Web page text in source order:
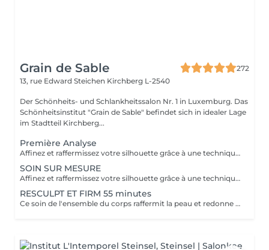
Grain de Sable
272
13, rue Edward Steichen Kirchberg L-2540
Der Schönheits- und Schlankheitssalon Nr. 1 in Luxemburg. Das
Schönheitsinstitut "Grain de Sable" befindet sich in idealer Lage
im Stadtteil Kirchberg...
Première Analyse
Affinez et raffermissez votre silhouette grâce à une technique de palper-rouler associée à un système d'aspiration. La dernière génération, le Cellu M6 INFINITY est un programme de soins basés sur la technique " Endermologie ", permettant de stimuler la circulation et les tissus de la peau en profondeur grâce à un système mécanique de palper-rouler. Associant confort et efficacité, cette technique, très proche d'un massage manuel, assouplit les tissus, améliore la circulation veineuse et lymphatique et permet une meilleure élimination des toxines. Les soins du corps Cellu M6 INFINITY permettent de : - déstocker les graisses - lisser la cellulite - raffermir la peau - retrouver des jambes légères
SOIN SUR MESURE
Affinez et raffermissez votre silhouette grâce à une technique de palper-rouler associée à un système d'aspiration. La dernière génération, le Cellu M6 INFINITY est un programme de soins basés sur la technique " Endermologie ", permettant de stimuler la circulation et les tissus de la peau en profondeur grâce à un système mécanique de palper-rouler. Associant confort et efficacité, cette technique, très proche d'un massage manuel, assouplit les tissus, améliore la circulation veineuse et lymphatique et permet une meilleure élimination des toxines. Les soins du corps Cellu M6 INFINITY permettent de : - déstocker les graisses - lisser la cellulite - raffermir la peau - retrouver des jambes légères
RESCULPT ET FIRM 55 minutes
Ce soin de l'ensemble du corps raffermit la peau et redonne du galbe aux courbes pour retrouver une silhouette resculptée et plus ferme tout en procurant un grand moment de bien-être.